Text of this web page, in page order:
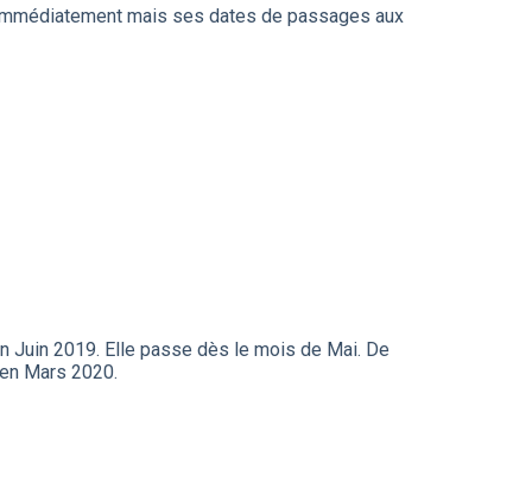
mais ses dates de passages aux
Juin 2019. Elle passe dès le mois de Mai. De
Mars 2020.